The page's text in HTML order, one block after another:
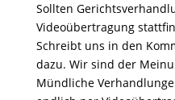
Sollten
Videoübertragung
Schreibt uns in den
dazu. Wir sind der
Mündliche